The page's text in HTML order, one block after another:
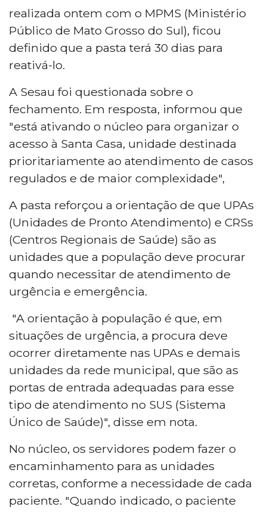
realizada ontem com o MPMS (Ministério
Público de Mato Grosso do Sul), ficou
definido que a pasta terá 30 dias para
reativá-lo.
A Sesau foi questionada sobre o
fechamento. Em resposta, informou que
"está ativando o núcleo para organizar o
acesso à Santa Casa, unidade destinada
prioritariamente ao atendimento de casos
regulados e de maior complexidade",
A pasta reforçou a orientação de que UPAs
(Unidades de Pronto Atendimento) e CRSs
(Centros Regionais de Saúde) são as
unidades que a população deve procurar
quando necessitar de atendimento de
urgência e emergência.
"A orientação à população é que, em
situações de urgência, a procura deve
ocorrer diretamente nas UPAs e demais
unidades da rede municipal, que são as
portas de entrada adequadas para esse
tipo de atendimento no SUS (Sistema
Único de Saúde)", disse em nota.
No núcleo, os servidores podem fazer o
encaminhamento para as unidades
corretas, conforme a necessidade de cada
paciente. "Quando indicado, o paciente